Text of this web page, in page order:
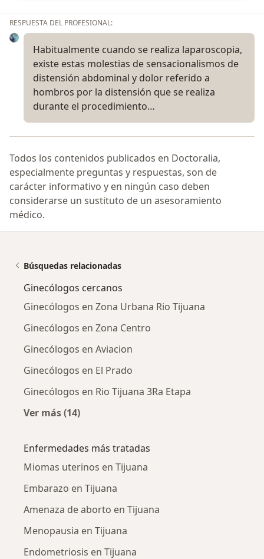
RESPUESTA DEL PROFESIONAL:
Habitualmente cuando se realiza laparoscopia,
existe estas molestias de sensacionalismos de
distensión abdominal y dolor referido a
hombros por la distensión que se realiza
durante el procedimiento…
Todos los contenidos publicados en Doctoralia,
especialmente preguntas y respuestas, son de
carácter informativo y en ningún caso deben
considerarse un sustituto de un asesoramiento
médico.
Búsquedas relacionadas
Ginecólogos cercanos
Ginecólogos en Zona Urbana Rio Tijuana
Ginecólogos en Zona Centro
Ginecólogos en Aviacion
Ginecólogos en El Prado
Ginecólogos en Rio Tijuana 3Ra Etapa
Ver más (14)
Enfermedades más tratadas
Miomas uterinos en Tijuana
Embarazo en Tijuana
Amenaza de aborto en Tijuana
Menopausia en Tijuana
Endometriosis en Tijuana